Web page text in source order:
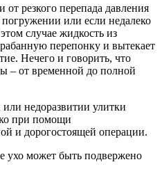
от резкого перепада давления
или если недалеко
случае жидкость из
перепонку и вытекает
Нечего и говорить, что
– от временной до полной
недоразвитии улитки
при помощи
и дорогостоящей операции.
ухо может быть подвержено